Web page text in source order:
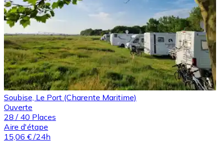
Soubise, Le Port (Charente Maritime)
Ouverte
28 / 40 Places
Aire d'étape
15,06 € /24h